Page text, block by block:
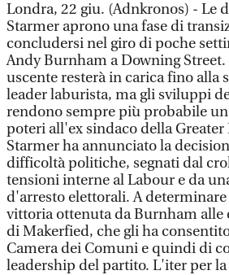
Londra, 22 giu. (Adnkronos) - Le
Starmer aprono una fase di
concludersi nel giro di poche
Andy Burnham a Downing
uscente resterà in carica fino alla
leader laburista, ma gli sviluppi
rendono sempre più probabile
poteri all'ex sindaco della Greater
Starmer ha annunciato la
difficoltà politiche, segnati dal
tensioni interne al Labour e da
d'arresto elettorali. A
vittoria ottenuta da Burnham alle
di Makerfied, che gli ha
Camera dei Comuni e quindi di
leadership del partito. L'iter per la